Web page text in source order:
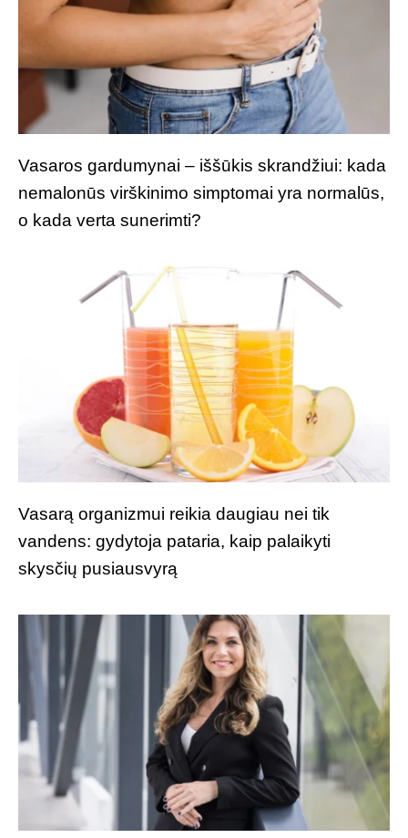
Vasaros gardumynai – iššūkis skrandžiui: kada
nemalonūs virškinimo simptomai yra normalūs,
o kada verta sunerimti?
Vasarą organizmui reikia daugiau nei tik
vandens: gydytoja pataria, kaip palaikyti
skysčių pusiausvyrą